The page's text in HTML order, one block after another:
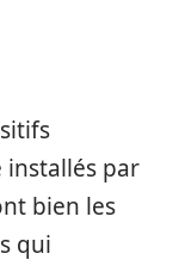
installés par
bien les
qui